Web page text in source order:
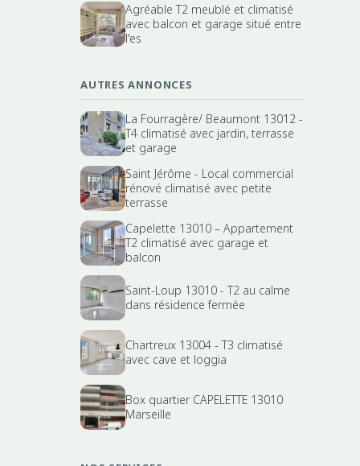
Agréable T2 meublé et climatisé
avec balcon et garage situé entre
l'es
AUTRES ANNONCES
La Fourragère/ Beaumont 13012 -
T4 climatisé avec jardin, terrasse
et garage
Saint Jérôme - Local commercial
rénové climatisé avec petite
terrasse
Capelette 13010 – Appartement
T2 climatisé avec garage et
balcon
Saint-Loup 13010 - T2 au calme
dans résidence fermée
Chartreux 13004 - T3 climatisé
avec cave et loggia
Box quartier CAPELETTE 13010
Marseille